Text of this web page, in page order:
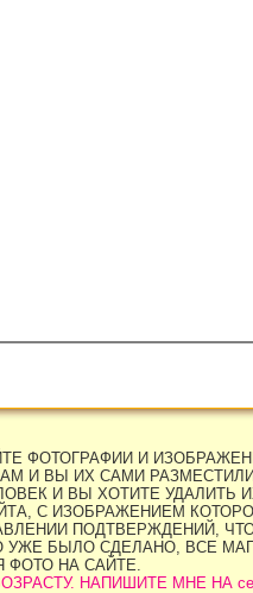
ФОТОГРАФИИ И
И ВЫ ИХ САМИ
И ВЫ ХОТИТЕ УДАЛИТЬ
С ИЗОБРАЖЕНИЕМ
ПОДТВЕРЖДЕНИЙ,
БЫЛО СДЕЛАНО, ВСЕ
ФОТО НА САЙТЕ.
НАПИШИТЕ МНЕ НА